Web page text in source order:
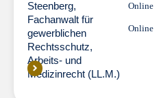
Steenberg,
Fachanwalt für
gewerblichen
Rechtsschutz,
Arbeits- und
Medizinrecht (LL.M.)
Online
Online